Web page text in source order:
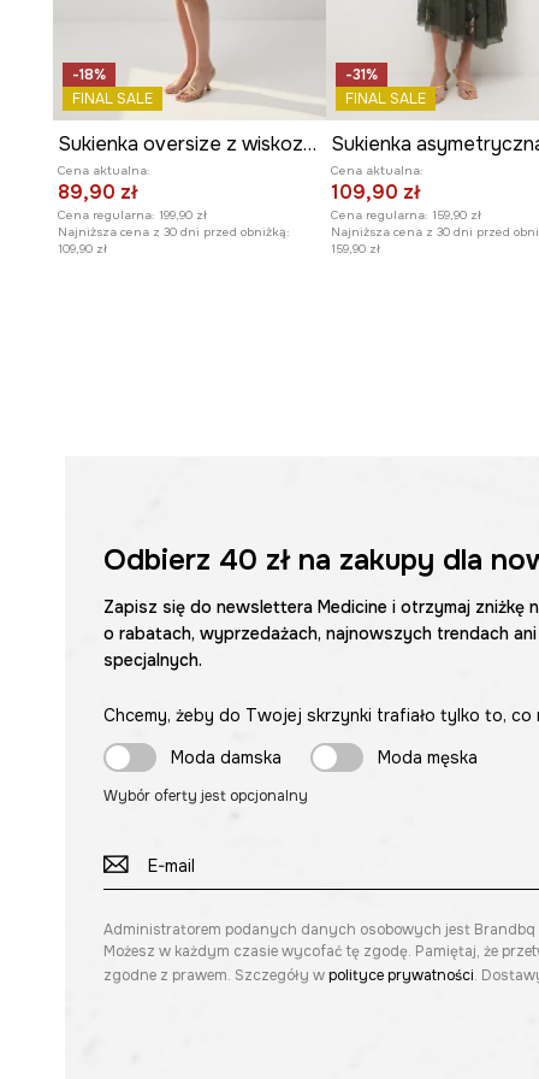
-18%
FINAL SALE
Sukienka oversize z wiskozą z koronkowymi wstawkami
Cena aktualna:
89,90 zł
Cena regularna: 199,90 zł
Najniższa cena z 30 dni przed obniżką:
109,90 zł
-31%
FINAL SALE
Sukienka
Cena aktualna:
109,90 zł
Cena regularna: 159,90 zł
Najniższa cena z 30 dni przed
159,90 zł
Odbierz 40 złna zakupy dla
Zapisz się do newslettera Medicine i otrzymaj zniżkę
o rabatach, wyprzedażach, najnowszych trendach
specjalnych.
Chcemy, żeby do Twojej skrzynki trafiało tylko to,
Moda damska
Moda męska
Wybór oferty jest opcjonalny
Administratorem podanych danych osobowych jest Brandbq
Możesz w każdym czasie wycofać tę zgodę. Pamiętaj, że
zgodne z prawem. Szczegóły w polityce prywatności.